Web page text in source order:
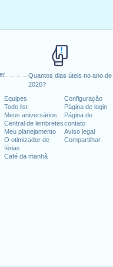
Quantos dias úteis no ano de
2026?
Equipes
Todo list
Meus aniversários
Central de lembretes
Meu planejamento
O otimizador de
férias
Café da manhã
Configuração
Página de login
Página de
contato
Aviso legal
Compartilhar